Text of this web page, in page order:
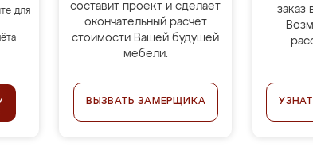
для
составит проект и сделает
окончательный расчёт
стоимости Вашей будущей
мебели.
ВЫЗВАТЬ ЗАМЕРЩИКА
заказ